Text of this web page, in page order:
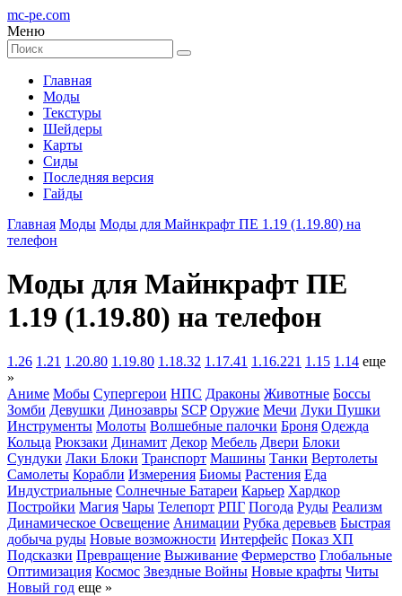
mc-pe.com
Меню
Главная
Моды
Текстуры
Шейдеры
Карты
Сиды
Последняя версия
Гайды
Главная Моды Моды для Майнкрафт ПЕ 1.19 (1.19.80) на
телефон
Моды для Майнкрафт ПЕ
1.19 (1.19.80) на телефон
1.26 1.21 1.20.80 1.19.80 1.18.32 1.17.41 1.16.221 1.15 1.14 еще
»
Аниме Мобы Супергерои НПС Драконы Животные Боссы
Зомби Девушки Динозавры SCP Оружие Мечи Луки Пушки
Инструменты Молоты Волшебные палочки Броня Одежда
Кольца Рюкзаки Динамит Декор Мебель Двери Блоки
Сундуки Лаки Блоки Транспорт Машины Танки Вертолеты
Самолеты Корабли Измерения Биомы Растения Еда
Индустриальные Солнечные Батареи Карьер Хардкор
Постройки Магия Чары Телепорт РПГ Погода Руды Реализм
Динамическое Освещение Анимации Рубка деревьев Быстрая
добыча руды Новые возможности Интерфейс Показ ХП
Подсказки Превращение Выживание Фермерство Глобальные
Оптимизация Космос Звездные Войны Новые крафты Читы
Новый год еще »